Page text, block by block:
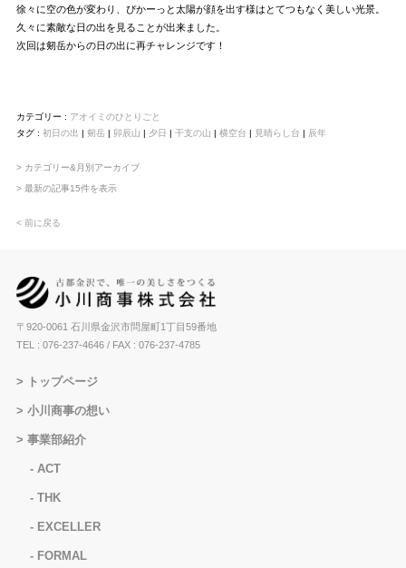
徐々に空の色が変わり、ぴかーっと太陽が顔を出す様はとてつもなく美しい光景。
久々に素敵な日の出を見ることが出来ました。
次回は剱岳からの日の出に再チャレンジです！
カテゴリー : アオイミのひとりごと
タグ : 初日の出 | 剱岳| 卯辰山 | 夕日 | 干支の山 | 横空台 | 見晴らし台 | 辰年
> カテゴリー&月別アーカイブ
> 最新の記事15件を表示
< 前に戻る
〒920-0061 石川県金沢市問屋町1丁目59番地
TEL : 076-237-4646/ FAX : 076-237-4785
トップページ
小川商事の想い
事業部紹介
ACT
THK
EXCELLER
FORMAL